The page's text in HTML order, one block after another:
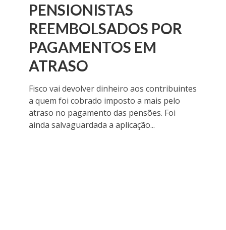
PENSIONISTAS
REEMBOLSADOS POR
PAGAMENTOS EM
ATRASO
Fisco vai devolver dinheiro aos contribuintes
a quem foi cobrado imposto a mais pelo
atraso no pagamento das pensões. Foi
ainda salvaguardada a aplicação...